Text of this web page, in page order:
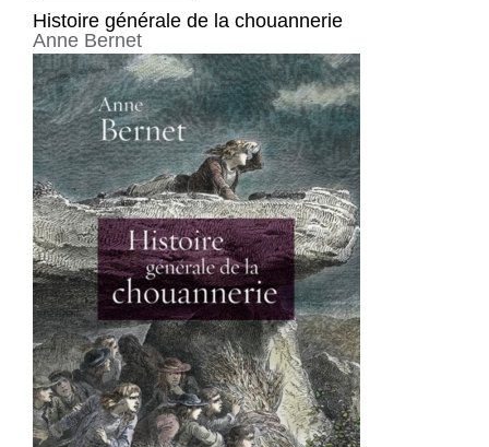
Epoque moderne
Révolution et XIXe siècle
XXe siècle
Autres civilisations
Thématiques
Histoire générale de la chouannerie
Anne Bernet